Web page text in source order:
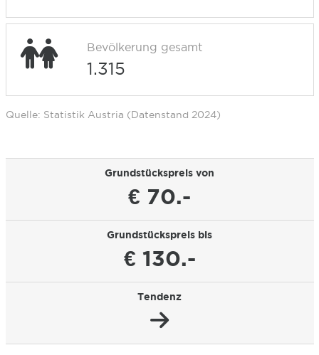
Bevölkerung gesamt
1.315
Quelle: Statistik Austria (Datenstand 2024)
Grundstückspreis von
€ 70.-
Grundstückspreis bis
€ 130.-
Tendenz